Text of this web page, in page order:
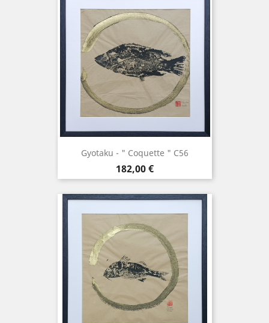
Gyotaku - " Coquette " C56
Prix
182,00 €